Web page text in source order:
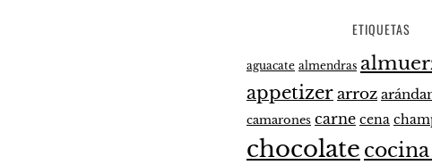
ETIQUETAS
aguacate almendras
appetizerarroz
camarones carne cena
chocolate